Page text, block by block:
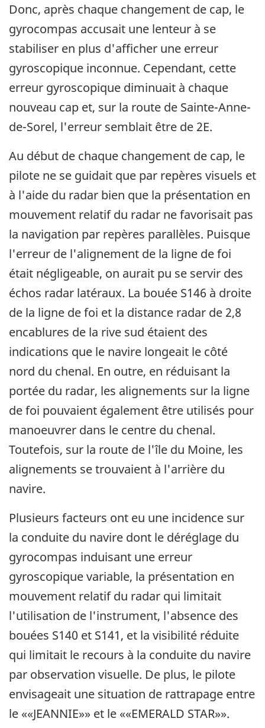
Donc, après chaque changement de cap, le
gyrocompas accusait une lenteur à se
stabiliser en plus d'afficher une erreur
gyroscopique inconnue. Cependant, cette
erreur gyroscopique diminuait à chaque
nouveau cap et, sur la route de Sainte-Anne-
de-Sorel, l'erreur semblait être de 2E.
Au début de chaque changement de cap, le
pilote ne se guidait que par repères visuels et
à l'aide du radar bien que la présentation en
mouvement relatif du radar ne favorisait pas
la navigation par repères parallèles. Puisque
l'erreur de l'alignement de la ligne de foi
était négligeable, on aurait pu se servir des
échos radar latéraux. La bouée S146 à droite
de la ligne de foi et la distance radar de 2,8
encablures de la rive sud étaient des
indications que le navire longeait le côté
nord du chenal. En outre, en réduisant la
portée du radar, les alignements sur la ligne
de foi pouvaient également être utilisés pour
manoeuvrer dans le centre du chenal.
Toutefois, sur la route de l'île du Moine, les
alignements se trouvaient à l'arrière du
navire.
Plusieurs facteurs ont eu une incidence sur
la conduite du navire dont le déréglage du
gyrocompas induisant une erreur
gyroscopique variable, la présentation en
mouvement relatif du radar qui limitait
l'utilisation de l'instrument, l'absence des
bouées S140 et S141, et la visibilité réduite
qui limitait le recours à la conduite du navire
par observation visuelle. De plus, le pilote
envisageait une situation de rattrapage entre
le ««JEANNIE»» et le ««EMERALD STAR»».